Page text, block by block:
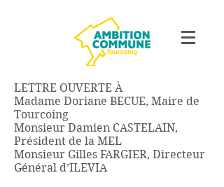
LETTRE OUVERTE À
Madame Doriane BECUE, Maire de
Tourcoing
Monsieur Damien CASTELAIN,
Président de la MEL
Monsieur Gilles FARGIER, Directeur
Général d’ILEVIA